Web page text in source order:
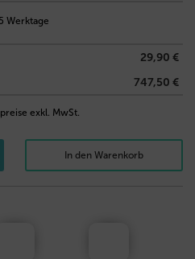
Werktage
29,90 €
747,50 €
exkl. MwSt.
In den Warenkorb